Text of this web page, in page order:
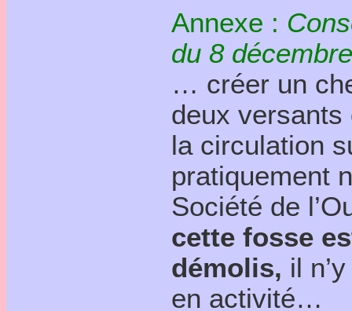
Annexe :
du 8
… créer un
deux
la circulation
pratiquement
Société de
cette fosse
démolis, il
en activité…